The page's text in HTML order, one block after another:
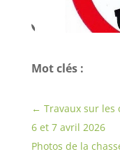
Mot clés :
← Travaux sur les
6 et 7 avril 2026
Photos de la